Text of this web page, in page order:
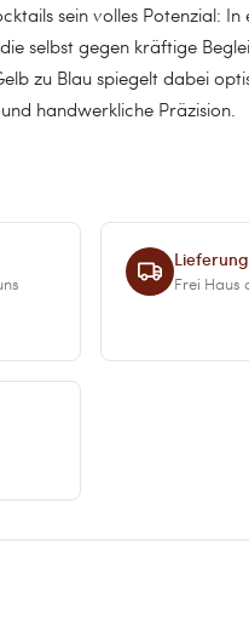
sein volles Potenzial: In
selbst gegen kräftige
zu Blau spiegelt dabei
handwerkliche Präzision.
Lieferung
Frei Haus